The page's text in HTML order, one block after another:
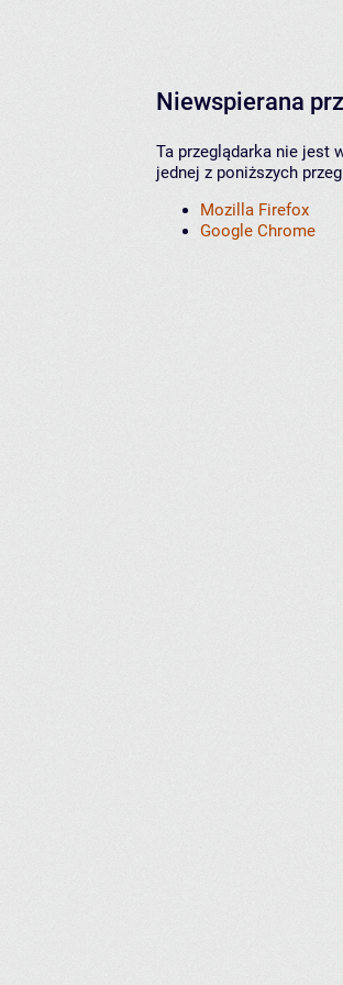
Niewspierana
Ta przeglądarka nie jest
jednej z poniższych
Mozilla Firefox
Google Chrome